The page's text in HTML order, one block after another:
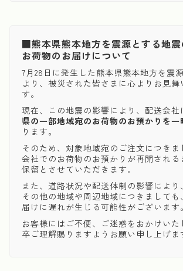
■熊本県熊本地方を震源とする地震
お荷物のお届けについて
7月28日に発生した熊本県熊本地方を震
より、被災された皆さまに心よりお見舞
す。
現在、この地震の影響により、配送会社
県の一部地域宛のお荷物のお預かりを一
ります。
そのため、対象地域宛のご注文につきま
会社でのお荷物のお預かりが再開される
保留とさせていただきます。
また、道路状況や配送体制の影響により
その他の地域や周辺地域につきましても
届けに遅れが生じる可能性がございます。
お客様にはご不便、ご迷惑をおかけいた
卒ご理解賜りますようお願い申し上げま